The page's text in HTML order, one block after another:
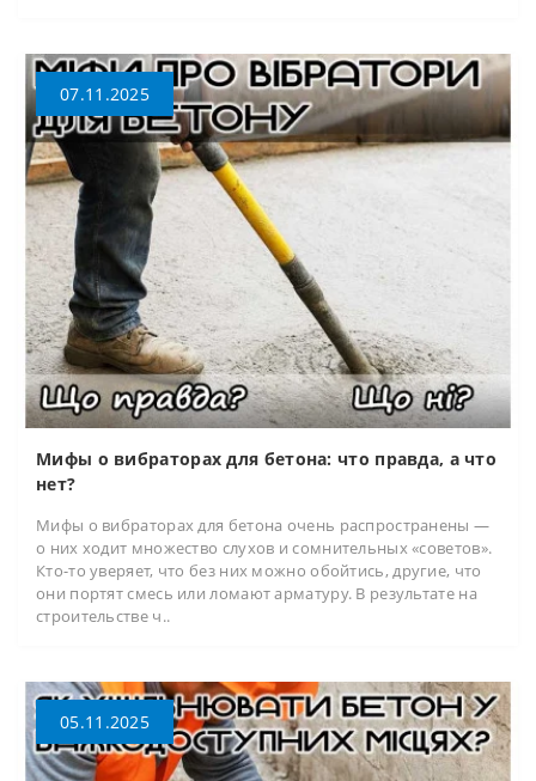
07.11.2025
Мифы о вибраторах для бетона: что правда, а что
нет?
Мифы о вибраторах для бетона очень распространены —
о них ходит множество слухов и сомнительных «советов».
Кто-то уверяет, что без них можно обойтись, другие, что
они портят смесь или ломают арматуру. В результате на
строительстве ч..
05.11.2025